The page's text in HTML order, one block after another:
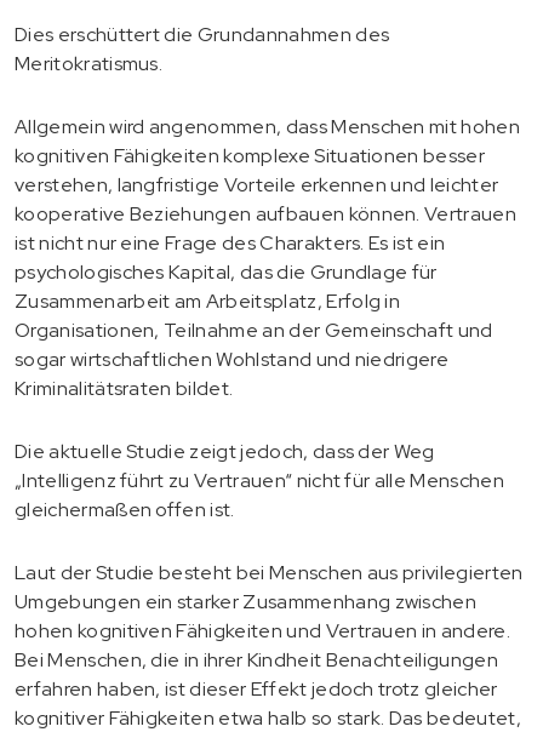
Dies erschüttert die Grundannahmen des
Meritokratismus.
Allgemein wird angenommen, dass Menschen mit hohen
kognitiven Fähigkeiten komplexe Situationen besser
verstehen, langfristige Vorteile erkennen und leichter
kooperative Beziehungen aufbauen können. Vertrauen
ist nicht nur eine Frage des Charakters. Es ist ein
psychologisches Kapital, das die Grundlage für
Zusammenarbeit am Arbeitsplatz, Erfolg in
Organisationen, Teilnahme an der Gemeinschaft und
sogar wirtschaftlichen Wohlstand und niedrigere
Kriminalitätsraten bildet.
Die aktuelle Studie zeigt jedoch, dass der Weg
„Intelligenz führt zu Vertrauen“ nicht für alle Menschen
gleichermaßen offen ist.
Laut der Studie besteht bei Menschen aus privilegierten
Umgebungen ein starker Zusammenhang zwischen
hohen kognitiven Fähigkeiten und Vertrauen in andere.
Bei Menschen, die in ihrer Kindheit Benachteiligungen
erfahren haben, ist dieser Effekt jedoch trotz gleicher
kognitiver Fähigkeiten etwa halb so stark. Das bedeutet,